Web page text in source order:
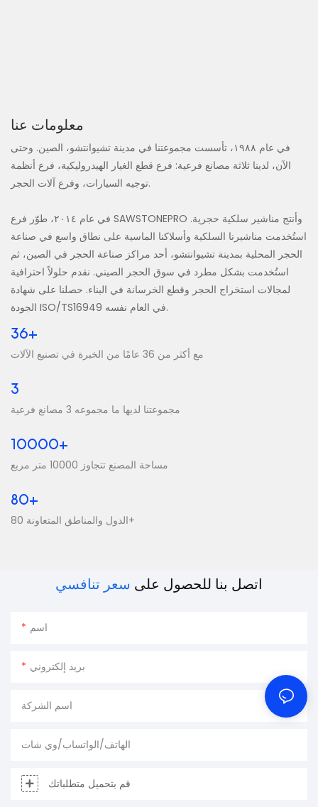
معلومات عنا
في عام ١٩٨٨، تأسست مجموعتنا في مدينة تشيوانتشو، الصين. وحتى
الآن، لدينا ثلاثة مصانع فرعية: فرع قطع الغيار الهيدروليكية، فرع أنظمة
توجيه السيارات، وفرع آلات الحجر.
في عام ٢٠١٤، طوّر فرع SAWSTONEPRO وأنتج مناشير سلكية حجرية.
استُخدمت مناشيرنا السلكية وأسلاكنا الماسية على نطاق واسع في صناعة
الحجر المحلية بمدينة تشيوانتشو، أحد مراكز صناعة الحجر في الصين، ثم
استُخدمت بشكل مطرد في سوق الحجر الصيني. نقدم حلولاً احترافية
لمجالات استخراج الحجر وقطع الخرسانة في البناء. حصلنا على شهادة
الجودة ISO/TS16949 في العام نفسه.
36+
مع أكثر من 36 عامًا من الخبرة في تصنيع الآلات
3
مجموعتنا لديها ما مجموعه 3 مصانع فرعية
10000+
مساحة المصنع تتجاوز 10000 متر مربع
80+
الدول والمناطق المتعاونة 80+
اتصل بنا للحصول على سعر تنافسي
اسم
بريد إلكتروني
اسم الشركة
الهاتف/الواتساب/وي شات
قم بتحميل متطلباتك